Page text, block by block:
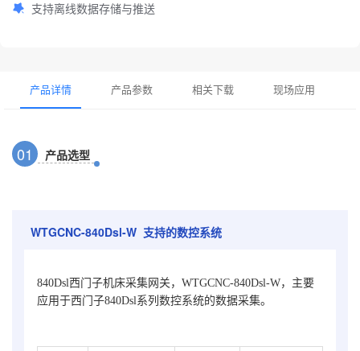
支持离线数据存储与推送
产品详情 产品参数 相关下载 现场应用
01 产品选型
WTGCNC-840Dsl-W 支持的数控系统
840Dsl西门子机床采集网关，WTGCNC-840Dsl-W，主要
应用于西门子840Dsl系列数控系统的数据采集。